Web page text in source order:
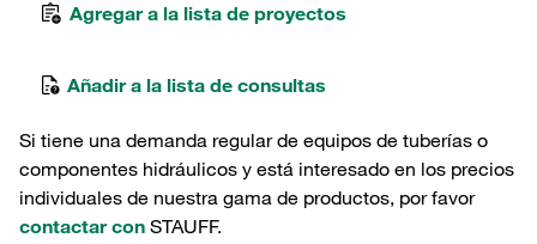
Agregar a la lista de proyectos
Añadir a la lista de consultas
Si tiene una demanda regular de equipos de tuberías o
componentes hidráulicos y está interesado en los precios
individuales de nuestra gama de productos, por favor
contactar con STAUFF.